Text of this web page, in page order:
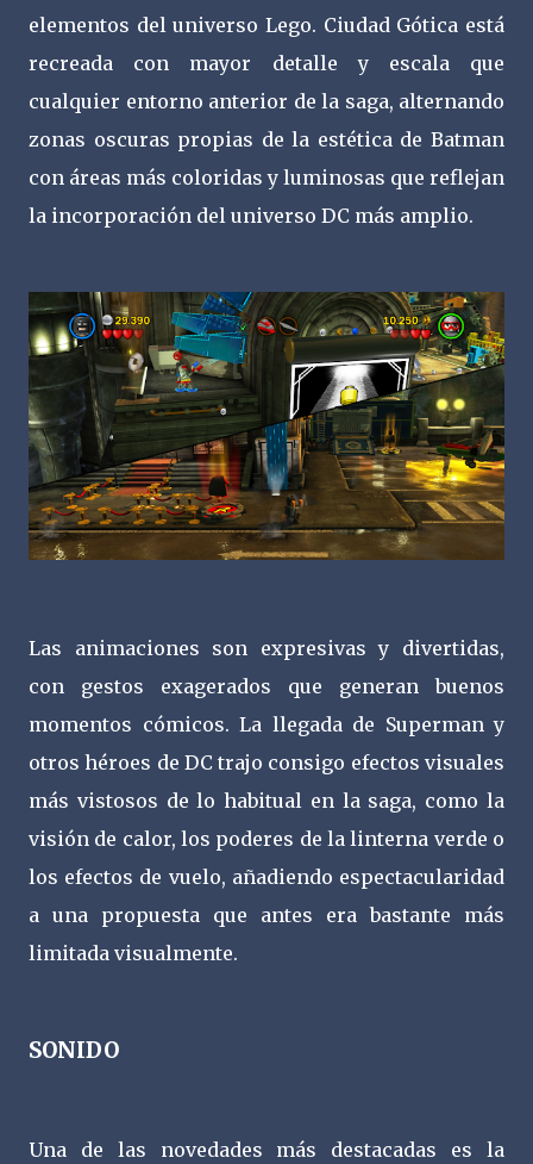
elementos del universo Lego. Ciudad Gótica está
recreada con mayor detalle y escala que
cualquier entorno anterior de la saga, alternando
zonas oscuras propias de la estética de Batman
con áreas más coloridas y luminosas que reflejan
la incorporación del universo DC más amplio.
Las animaciones son expresivas y divertidas,
con gestos exagerados que generan buenos
momentos cómicos. La llegada de Superman y
otros héroes de DC trajo consigo efectos visuales
más vistosos de lo habitual en la saga, como la
visión de calor, los poderes de la linterna verde o
los efectos de vuelo, añadiendo espectacularidad
a una propuesta que antes era bastante más
limitada visualmente.
SONIDO
Una de las novedades más destacadas es la